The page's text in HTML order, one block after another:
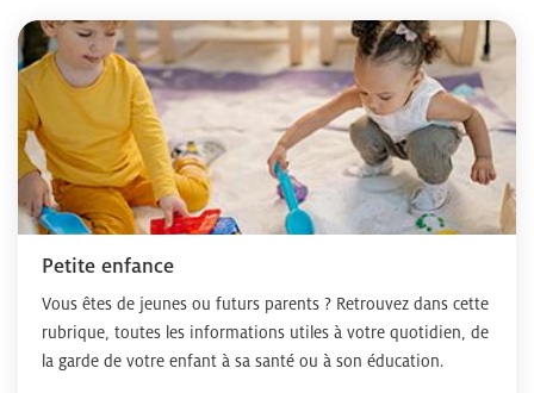
Petite enfance
Vous êtes de jeunes ou futurs parents ? Retrouvez dans cette
rubrique, toutes les informations utiles à votre quotidien, de
la garde de votre enfant à sa santé ou à son éducation.